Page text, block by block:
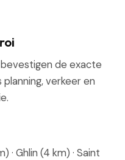
de exacte
verkeer en
· Ghlin (4 km) · Saint